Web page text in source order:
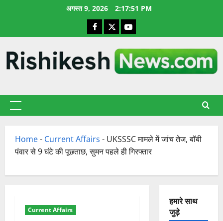
अगस्त 9, 2026 2:17:52 PM
Facebook
X YouTube
प्राथमिक
Home- Current Affairs - UKSSSC मामले में जांच तेज, बॉबी
पंवार से 9 घंटे की पूछताछ, सुमन पहले ही गिरफ्तार
Current Affairs
हमारे साथ
जुड़े